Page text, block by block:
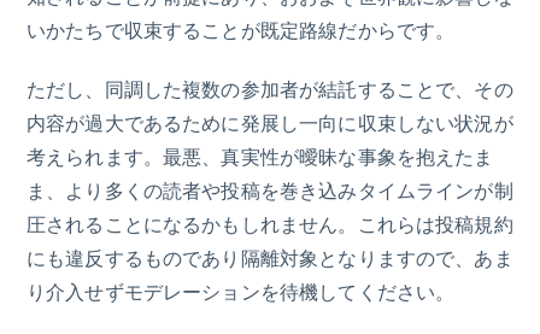
いかたちで収束することが既定路線だからです。
ただし、同調した複数の参加者が結託することで、その
内容が過大であるために発展し一向に収束しない状況が
考えられます。最悪、真実性が曖昧な事象を抱えたま
ま、より多くの読者や投稿を巻き込みタイムラインが制
圧されることになるかもしれません。これらは投稿規約
にも違反するものであり隔離対象となりますので、あま
り介入せずモデレーションを待機してください。